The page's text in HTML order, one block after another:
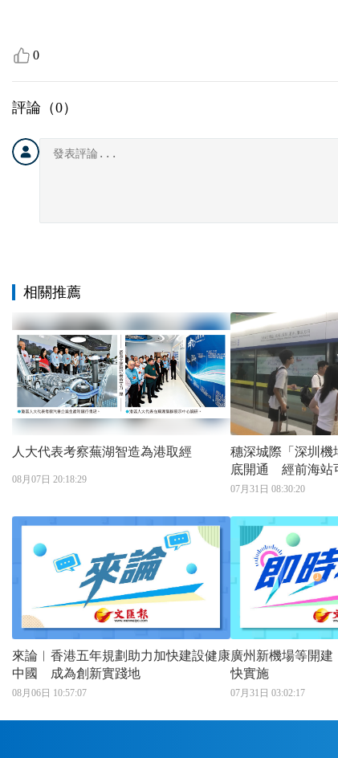
0
評論（0）
相關推薦
人大代表考察蕪湖智造為港取經
08月07日 20:18:29
穗深城際「深圳機
底開通 經前海站
鐵路」
07月31日 08:30:20
來論︱香港五年規劃助力加快建設健康
中國 成為創新實踐地
08月06日 10:57:07
廣州新機場等開
快實施
07月31日 03:02:17